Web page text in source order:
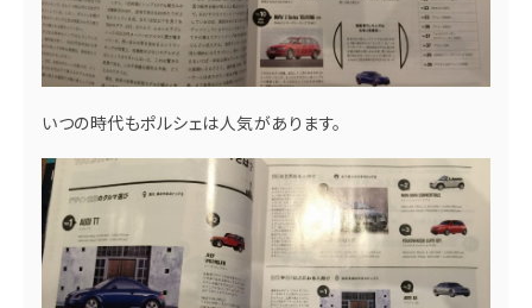
いつの時代もポルシェは人気があります。